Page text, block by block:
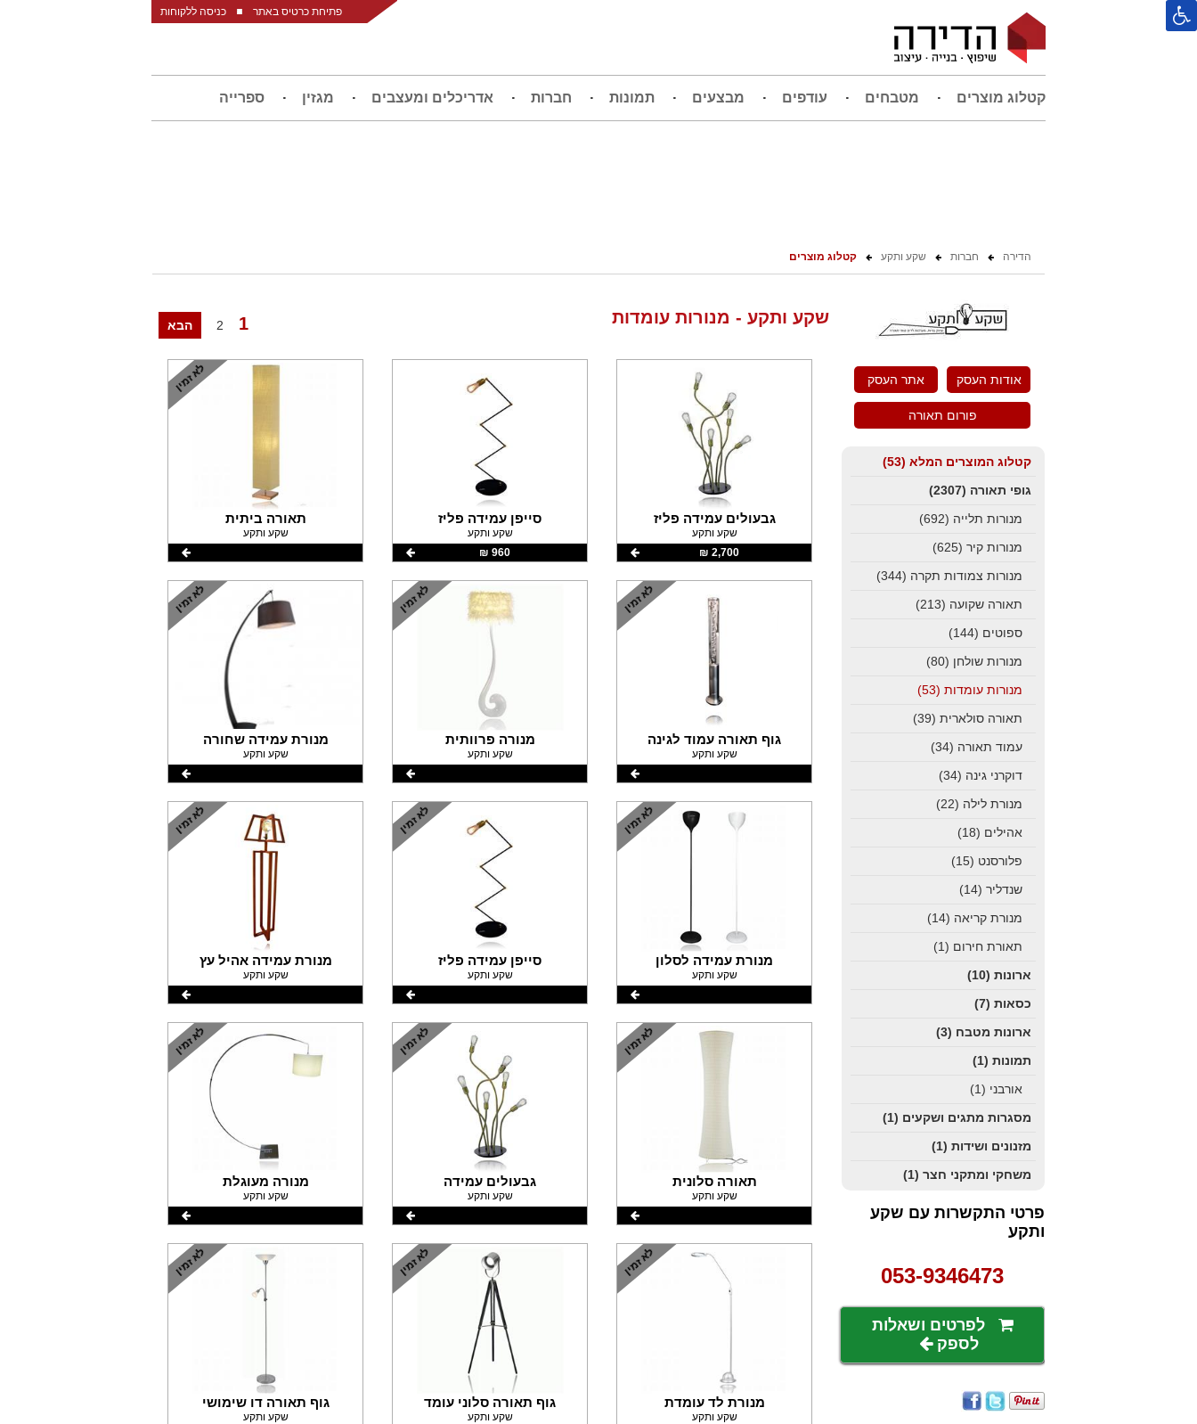
פתיחת כרטיס באתר כניסה ללקוחות
קטלוג מוצרים מטבחים עודפים מבצעים תמונות חברות אדריכלים ומעצבים מגזין ספרייה
הדירה חברות שקע ותקע קטלוג מוצרים
אודות העסק אתר העסק
פורום תאורה
קטלוג המוצרים המלא (53)
גופי תאורה (2307)
מנורות תלייה (692)
מנורות קיר (625)
מנורות צמודות תקרה (344)
תאורה שקועה (213)
ספוטים (144)
מנורות שולחן (80)
מנורות עומדות (53)
תאורה סולארית (39)
עמוד תאורה (34)
דוקרני גינה (34)
מנורת לילה (22)
אהילים (18)
פלורסנט (15)
שנדליר (14)
מנורת קריאה (14)
תאורת חירום (1)
ארונות (10)
כסאות (7)
ארונות מטבח (3)
תמונות (1)
אורבני (1)
מסגרות מתגים ושקעים (1)
מזנונים ושידות (1)
משחקי ומתקני חצר (1)
פרטי התקשרות עם שקע
ותקע
053-9346473
לפרטים ושאלות
לספק
שקע ותקע - מנורות עומדות 1
2 הבא
גבעולים עמידה פליז
שקע ותקע
2,700 ‏₪
גוף תאורה עמוד לגינה
שקע ותקע
מנורת עמידה לסלון
שקע ותקע
תאורה סלונית
שקע ותקע
מנורת לד עומדת
שקע ותקע
סייפן עמידה פליז
שקע ותקע
960 ‏₪
מנורה פרוותית
שקע ותקע
סייפן עמידה פליז
שקע ותקע
גבעולים עמידה
שקע ותקע
גוף תאורה סלוני עומד
שקע ותקע
תאורה ביתית
שקע ותקע
מנורת עמידה שחורה
שקע ותקע
מנורת עמידה אהיל עץ
שקע ותקע
מנורה מעוגלת
שקע ותקע
גוף תאורה דו שימושי
שקע ותקע